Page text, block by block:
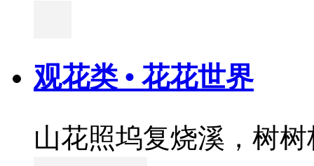
观花类 • 花花世界
山花照坞复烧溪，树